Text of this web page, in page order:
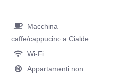
Macchina
caffe/cappucino a Cialde
Wi-Fi
Appartamenti non